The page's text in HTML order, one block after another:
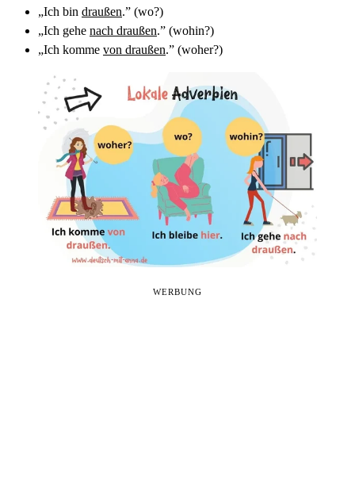
„Ich bin draußen.” (wo?)
„Ich gehe nach draußen.” (wohin?)
„Ich komme von draußen.” (woher?)
WERBUNG